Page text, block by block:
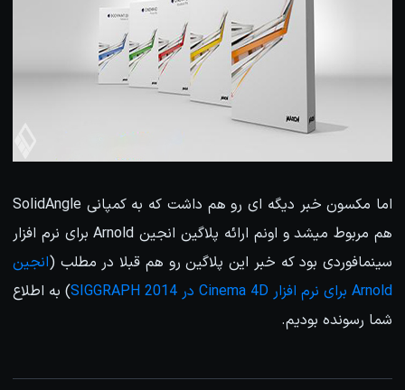
اما مکسون خبر دیگه ای رو هم داشت که به کمپانی SolidAngle
هم مربوط میشد و اونم ارائه پلاگین انجین Arnold برای نرم افزار
سینمافوردی بود که خبر این پلاگین رو هم قبلا در مطلب (انجین
Arnold برای نرم افزار Cinema 4D در SIGGRAPH 2014
) به اطلاع
شما رسونده بودیم.